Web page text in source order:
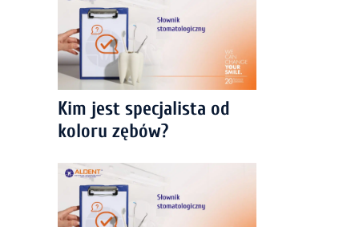
Kim jest specjalista od
koloru zębów?